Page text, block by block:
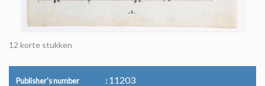
12 korte stukken
Publisher's number 11203